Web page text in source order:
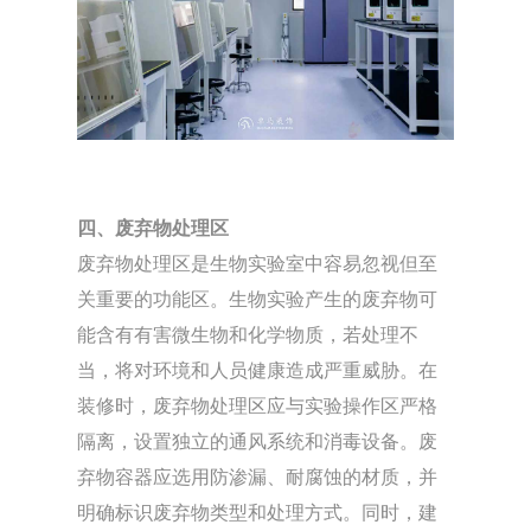
四、废弃物处理区
废弃物处理区是生物实验室中容易忽视但至
关重要的功能区。生物实验产生的废弃物可
能含有有害微生物和化学物质，若处理不
当，将对环境和人员健康造成严重威胁。在
装修时，废弃物处理区应与实验操作区严格
隔离，设置独立的通风系统和消毒设备。废
弃物容器应选用防渗漏、耐腐蚀的材质，并
明确标识废弃物类型和处理方式。同时，建